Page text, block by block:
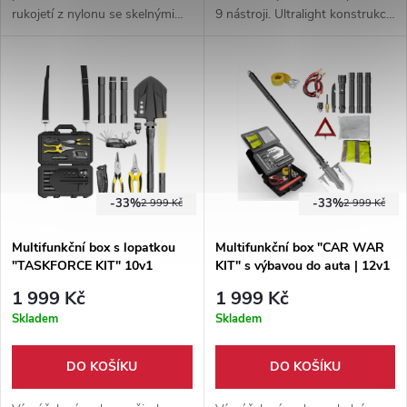
rukojetí z nylonu se skelnými
i nouzové výbavy do přírody.
9 nástroji. Ultralight konstrukce
outdoorové nadšence a trampy.
2 999 Kč
-33%
Multifunkční box s lopatkou
"TASKFORCE KIT" 10v1
1 999 Kč
Skladem
DO KOŠÍKU
2 999 Kč
-33%
Multifunkční box "CAR WAR
KIT" s výbavou do auta | 12v1
1 999 Kč
Skladem
DO KOŠÍKU